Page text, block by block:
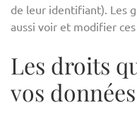
de leur identifiant). Les
aussi voir et modifier
Les droits
vos données